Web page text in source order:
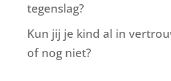
tegenslag?
Kun jij je kind al in
of nog niet?